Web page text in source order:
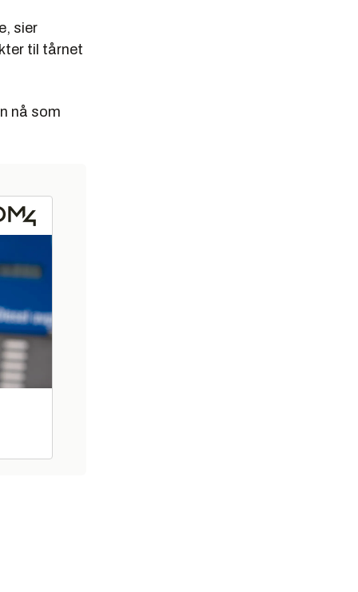
sier
til tårnet
nå som